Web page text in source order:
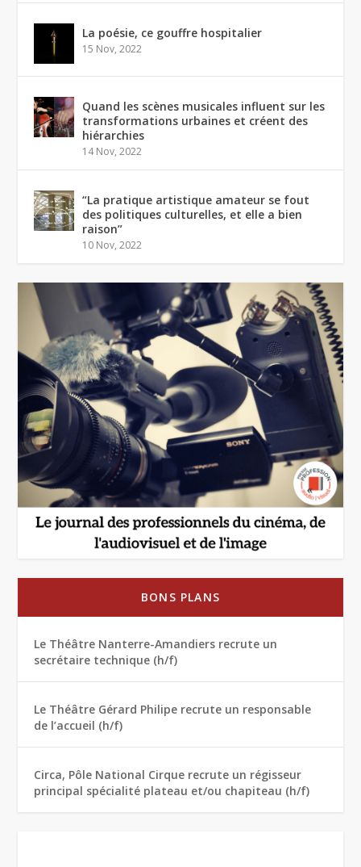
La poésie, ce gouffre hospitalier
15 Nov, 2022
Quand les scènes musicales influent sur les
transformations urbaines et créent des
hiérarchies
14 Nov, 2022
“La pratique artistique amateur se fout
des politiques culturelles, et elle a bien
raison”
10 Nov, 2022
BONS PLANS
Le Théâtre Nanterre-Amandiers recrute un
secrétaire technique (h/f)
Le Théâtre Gérard Philipe recrute un responsable
de l’accueil (h/f)
Circa, Pôle National Cirque recrute un régisseur
principal spécialité plateau et/ou chapiteau (h/f)